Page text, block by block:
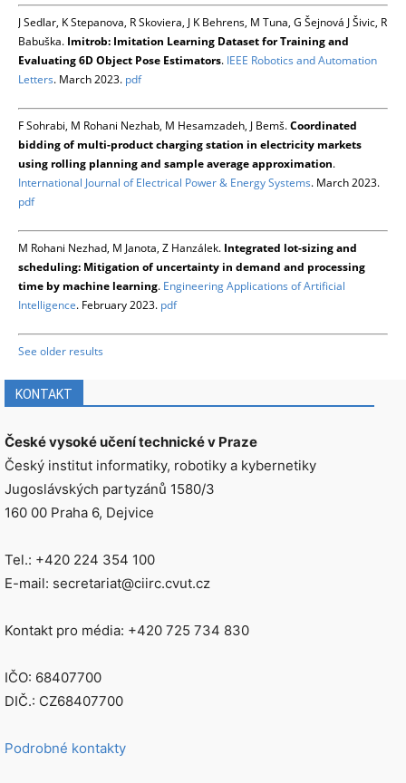
J Sedlar, K Stepanova, R Skoviera, J K Behrens, M Tuna, G Šejnová J Šivic, R
Babuška. Imitrob: Imitation Learning Dataset for Training and
Evaluating 6D Object Pose Estimators. IEEE Robotics and Automation
Letters. March 2023. pdf
F Sohrabi, M Rohani Nezhab, M Hesamzadeh, J Bemš.Coordinated
bidding of multi-product charging station in electricity markets
using rolling planning and sample average approximation.
International Journal of Electrical Power & Energy Systems. March 2023.
pdf
M Rohani Nezhad, M Janota, Z Hanzálek. Integrated lot-sizing and
scheduling: Mitigation of uncertainty in demand and processing
time by machine learning. Engineering Applications of Artificial
Intelligence. February 2023. pdf
See older results
KONTAKT
České vysoké učení technické v Praze
Český institut informatiky, robotiky a kybernetiky
Jugoslávských partyzánů 1580/3
160 00 Praha 6, Dejvice
Tel.: +420 224 354 100
E-mail: secretariat@ciirc.cvut.cz
Kontakt pro média: +420 725 734 830
IČO: 68407700
DIČ.: CZ68407700
Podrobné kontakty